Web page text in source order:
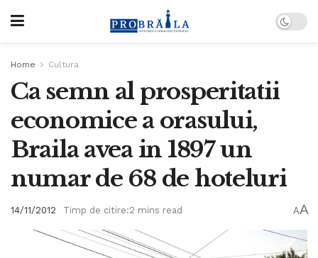
Home Cultura
Ca semn al prosperitatii
economice a orasului,
Braila avea in 1897 un
numar de 68 de hoteluri
14/11/2012 Timp de citire:2 mins read AA